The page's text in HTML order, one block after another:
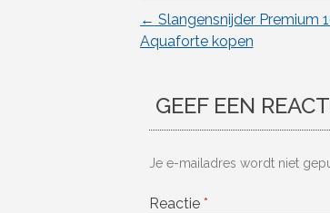
← Slangensnijder Premium
Aquaforte kopen
GEEF EEN
Je e-mailadres wordt niet
Reactie *